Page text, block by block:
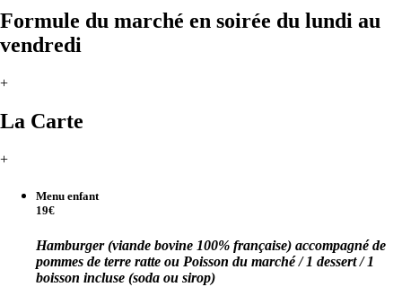
Formule du marché en soirée du lundi au
vendredi
+
La Carte
+
Menu enfant
19€
Hamburger (viande bovine 100% française) accompagné de
pommes de terre ratte ou Poisson du marché / 1 dessert / 1
boisson incluse (soda ou sirop)